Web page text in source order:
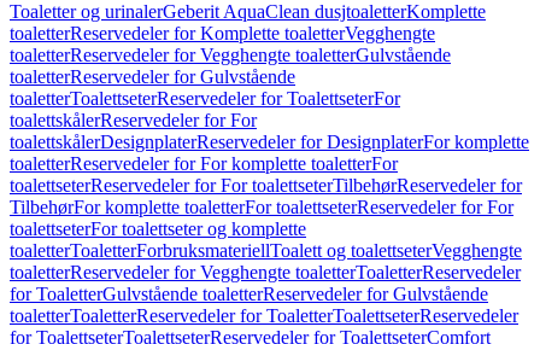
Toaletter og urinalerGeberit AquaClean dusjtoaletterKomplette
toaletterReservedeler for Komplette toaletterVegghengte
toaletterReservedeler for Vegghengte toaletterGulvstående
toaletterReservedeler for Gulvstående
toaletterToalettseterReservedeler for ToalettseterFor
toalettskålerReservedeler for For
toalettskålerDesignplaterReservedeler for DesignplaterFor komplette
toaletterReservedeler for For komplette toaletterFor
toalettseterReservedeler for For toalettseterTilbehørReservedeler for
TilbehørFor komplette toaletterFor toalettseterReservedeler for For
toalettseterFor toalettseter og komplette
toaletterToaletterForbruksmateriellToalett og toalettseterVegghengte
toaletterReservedeler for Vegghengte toaletterToaletterReservedeler
for ToaletterGulvstående toaletterReservedeler for Gulvstående
toaletterToaletterReservedeler for ToaletterToalettseterReservedeler
for ToalettseterToalettseterReservedeler for ToalettseterComfort